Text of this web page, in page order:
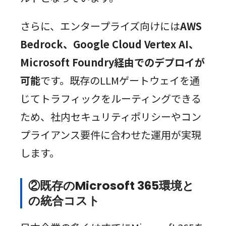
さらに、エンタープライズ向けにはAWS
Bedrock、Google Cloud Vertex AI、
Microsoft Foundry経由でのデプロイが
可能です。既存のLLMゲートウェイを通
じてトラフィックをルーティングできる
ため、社内セキュリティポリシーやコン
プライアンス要件に合わせた運用が実現
します。
②既存のMicrosoft 365環境と
の統合コスト